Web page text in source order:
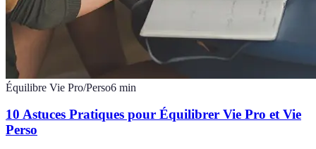
Équilibre Vie Pro/Perso6 min
10 Astuces Pratiques pour Équilibrer Vie Pro et Vie
Perso